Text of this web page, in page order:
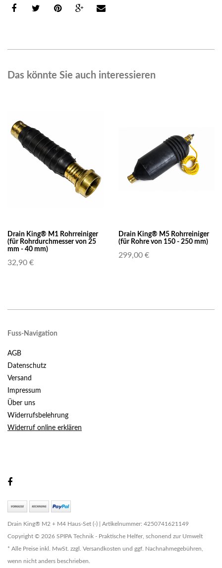
Das könnte Sie auch interessieren
Drain King® M1 Rohrreiniger
(für Rohrdurchmesser von 25
mm - 40 mm)
32,90 €
Drain King® M5 Rohrreiniger
(für Rohre von 150 - 250 mm)
299,00 €
Fuss-Navigation
AGB
Datenschutz
Versand
Impressum
Über uns
Widerrufsbelehrung
Widerruf online erklären
Drain King® M2 + M4 Haus-Set (-) | Artikelnummer: 4250741621149
Copyright © 2026 SPIPA Technik - Praktische Helfer, schonend zur Umwelt
* Alle Preise inkl. MwSt. zzgl. Versandkosten und ggf. Nachnahmegebühren,
wenn nicht anders beschrieben.